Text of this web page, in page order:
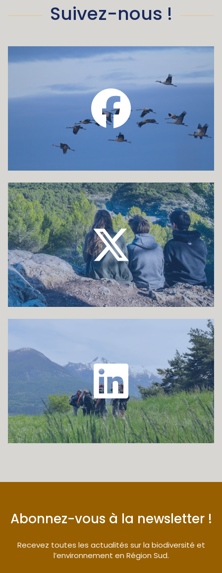
Suivez-nous !
Abonnez-vous à la newsletter !
Recevez toutes les actualités sur la biodiversité et
l’environnement en Région Sud.